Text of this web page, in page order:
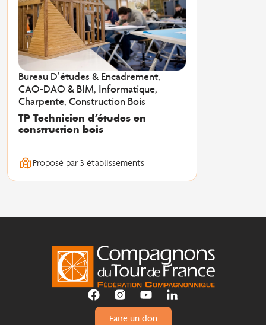
Bureau D’études & Encadrement,
CAO-DAO & BIM, Informatique,
Charpente, Construction Bois
TP Technicien d’études en
construction bois
Proposé par 3 établissements
Faire un don